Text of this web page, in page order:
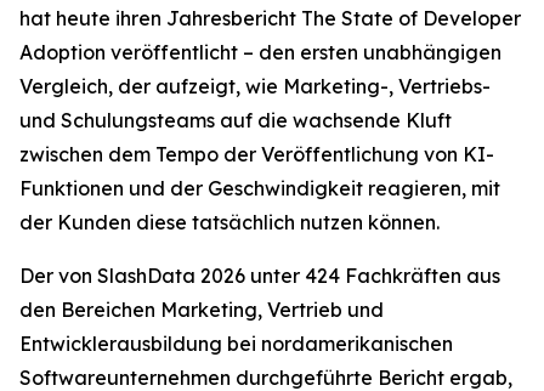
hat heute ihren Jahresbericht The State of Developer
Adoption veröffentlicht – den ersten unabhängigen
Vergleich, der aufzeigt, wie Marketing-, Vertriebs-
und Schulungsteams auf die wachsende Kluft
zwischen dem Tempo der Veröffentlichung von KI-
Funktionen und der Geschwindigkeit reagieren, mit
der Kunden diese tatsächlich nutzen können.
Der von SlashData 2026 unter 424 Fachkräften aus
den Bereichen Marketing, Vertrieb und
Entwicklerausbildung bei nordamerikanischen
Softwareunternehmen durchgeführte Bericht ergab,